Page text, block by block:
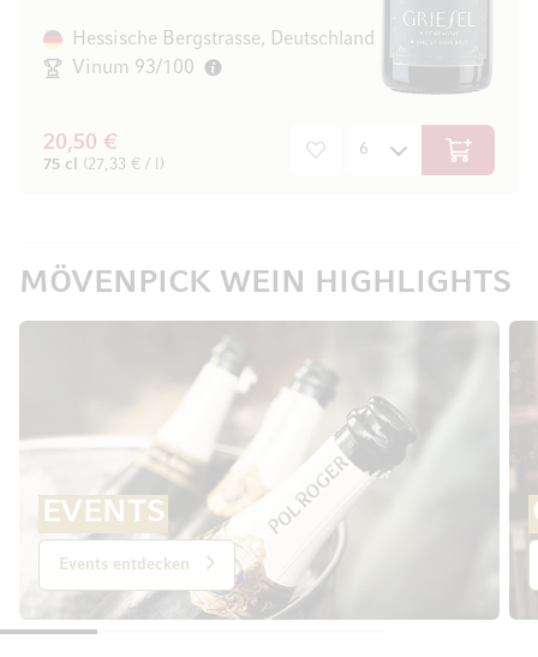
Hessische Bergstrasse, Deutschland
Vinum 93/100
20,50 €
75 cl (27,33 € / l) In den
MÖVENPICK WEIN HIGHLIGHTS
EVENTS
Events entdecken